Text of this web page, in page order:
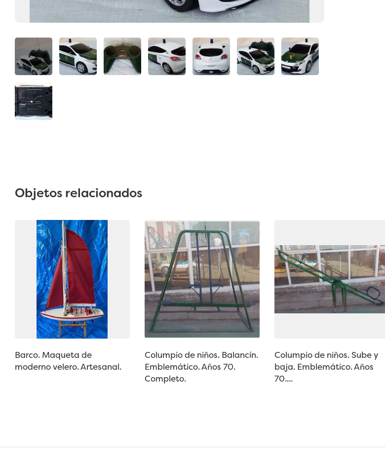
Objetos relacionados
Barco. Maqueta de
moderno velero. Artesanal.
Columpio de niños. Balancín.
Emblemático. Años 70.
Completo.
Columpio de niños. Sube y
baja. Emblemático. Años
70....